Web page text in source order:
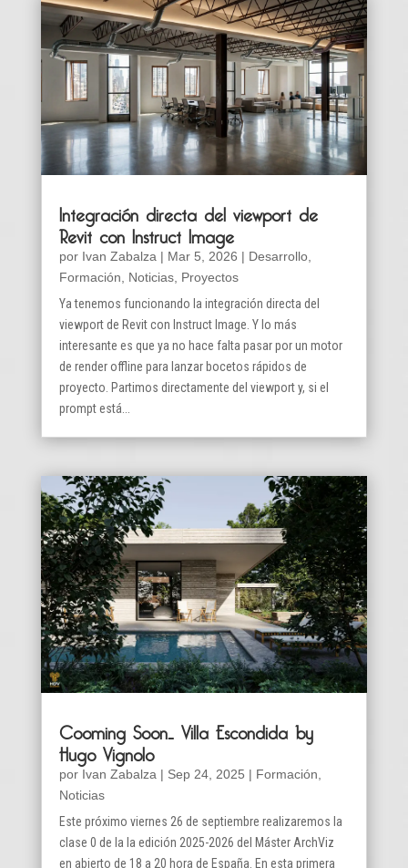
Integración directa del viewport de
Revit con Instruct Image
por Ivan Zabalza| Mar 5, 2026 | Desarrollo,
Formación, Noticias, Proyectos
Ya tenemos funcionando la integración directa del
viewport de Revit con Instruct Image. Y lo más
interesante es que ya no hace falta pasar por un motor
de render offline para lanzar bocetos rápidos de
proyecto. Partimos directamente del viewport y, si el
prompt está...
Cooming Soon… Villa Escondida by
Hugo Vignolo
por Ivan Zabalza| Sep 24, 2025 | Formación,
Noticias
Este próximo viernes 26 de septiembre realizaremos la
clase 0 de la la edición 2025-2026 del Máster ArchViz
en abierto de 18 a 20 hora de España. En esta primera